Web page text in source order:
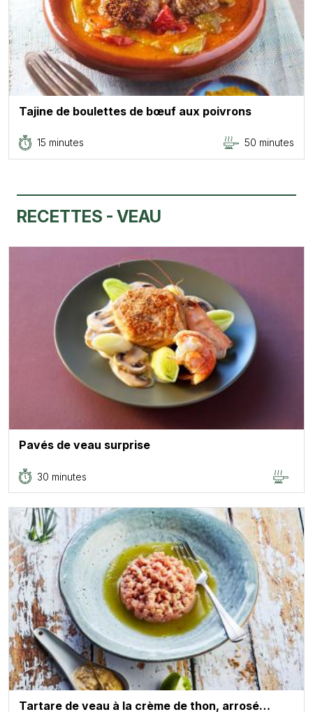
Tajine de boulettes de bœuf aux poivrons
15 minutes 50 minutes
RECETTES - VEAU
Pavés de veau surprise
30 minutes
Tartare de veau à la crème de thon, arrosé…